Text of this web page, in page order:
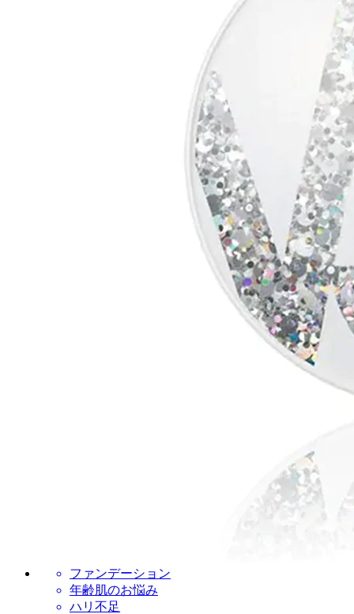
ファンデーション
年齢肌のお悩み
ハリ不足